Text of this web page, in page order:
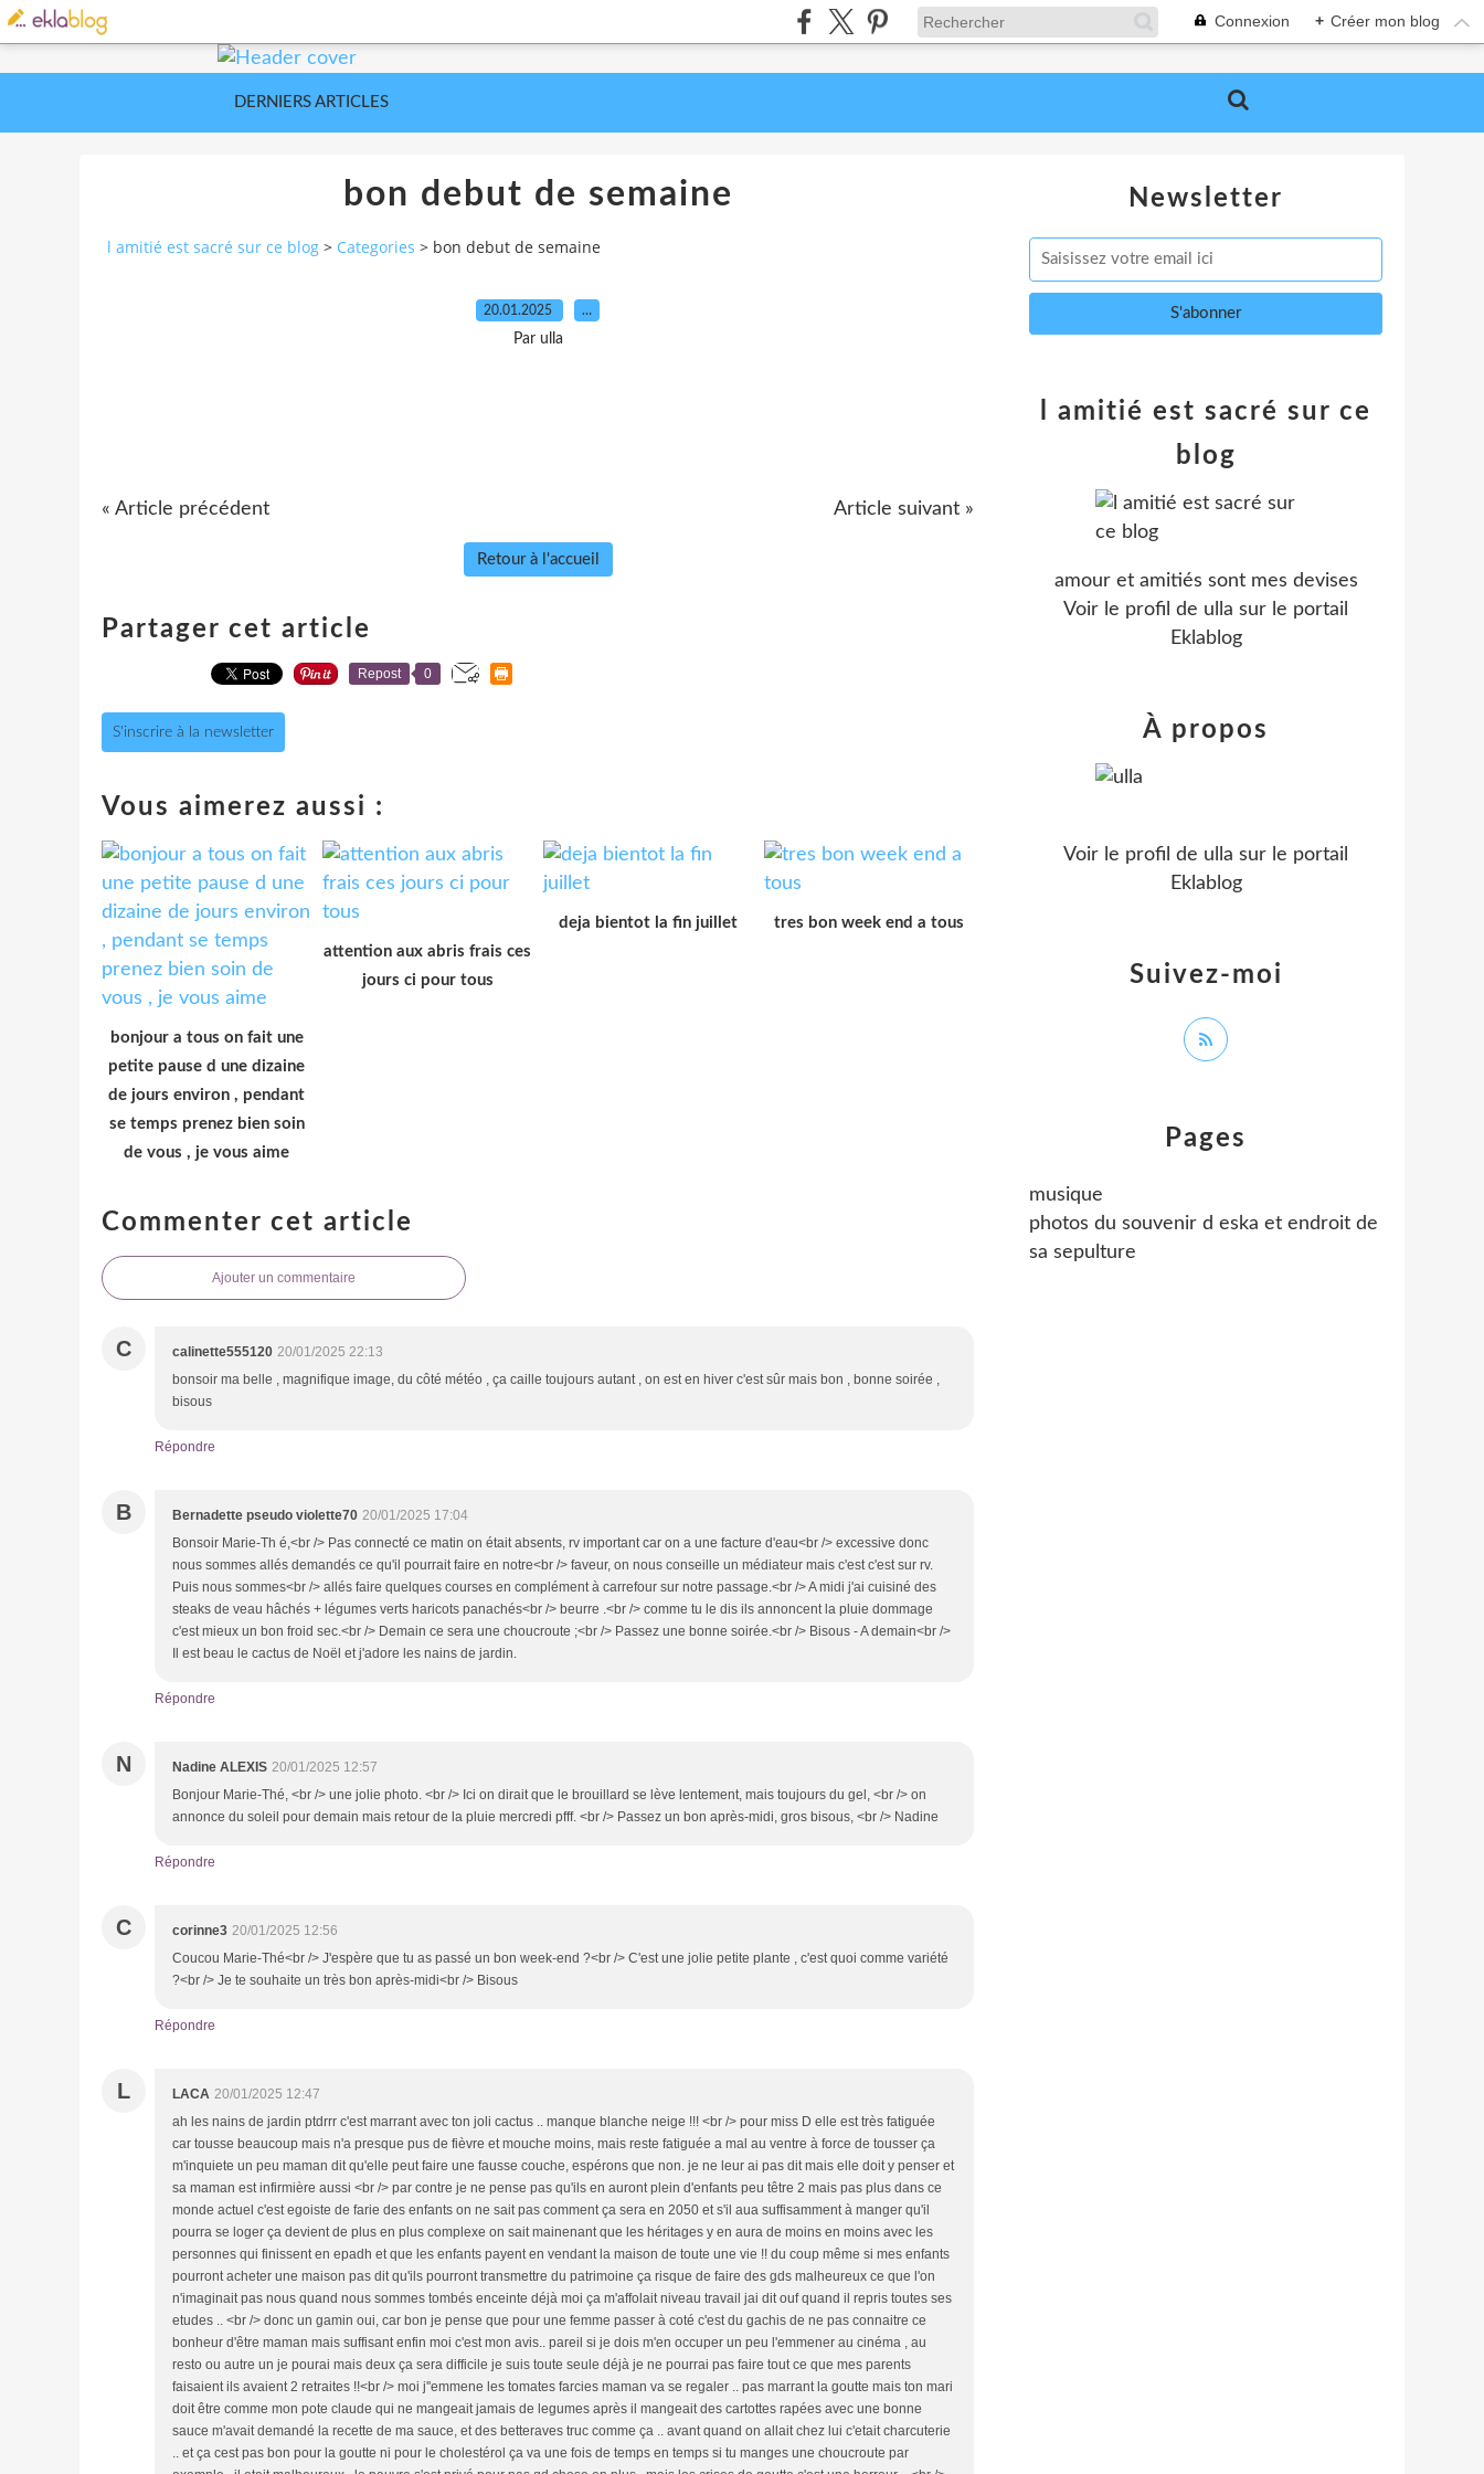
Connexion + Créer mon blog
DERNIERS ARTICLES
bon debut de semaine
l amitié est sacré sur ce blog > Categories > bon debut de semaine
20.01.2025 …
Par ulla
« Article précédent Article suivant »
Retour à l'accueil
Partager cet article
Repost 0
S'inscrire à la newsletter
Vous aimerez aussi :
bonjour a tous on fait une
petite pause d une dizaine
de jours environ , pendant
se temps prenez bien soin
de vous , je vous aime
attention aux abris frais ces
jours ci pour tous
deja bientot la fin juillet tres bon week end a tous
Commenter cet article
Ajouter un commentaire
C calinette555120 20/01/2025 22:13
bonsoir ma belle , magnifique image, du côté météo , ça caille toujours autant , on est en hiver c'est sûr mais bon , bonne soirée ,
bisous
Répondre
B Bernadette pseudo violette70 20/01/2025 17:04
Bonsoir Marie-Th é,<br /> Pas connecté ce matin on était absents, rv important car on a une facture d'eau<br /> excessive donc
nous sommes allés demandés ce qu'il pourrait faire en notre<br /> faveur, on nous conseille un médiateur mais c'est c'est sur rv.
Puis nous sommes<br /> allés faire quelques courses en complément à carrefour sur notre passage.<br /> A midi j'ai cuisiné des
steaks de veau hâchés + légumes verts haricots panachés<br /> beurre .<br /> comme tu le dis ils annoncent la pluie dommage
c'est mieux un bon froid sec.<br /> Demain ce sera une choucroute ;<br /> Passez une bonne soirée.<br /> Bisous - A demain<br />
Il est beau le cactus de Noël et j'adore les nains de jardin.
Répondre
N Nadine ALEXIS 20/01/2025 12:57
Bonjour Marie-Thé, <br /> une jolie photo. <br /> Ici on dirait que le brouillard se lève lentement, mais toujours du gel, <br /> on
annonce du soleil pour demain mais retour de la pluie mercredi pfff. <br /> Passez un bon après-midi, gros bisous, <br /> Nadine
Répondre
C corinne3 20/01/2025 12:56
Coucou Marie-Thé<br /> J'espère que tu as passé un bon week-end ?<br /> C'est une jolie petite plante , c'est quoi comme variété
?<br /> Je te souhaite un très bon après-midi<br /> Bisous
Répondre
L LACA 20/01/2025 12:47
ah les nains de jardin ptdrrr c'est marrant avec ton joli cactus .. manque blanche neige !!! <br /> pour miss D elle est très fatiguée
car tousse beaucoup mais n'a presque pus de fièvre et mouche moins, mais reste fatiguée a mal au ventre à force de tousser ça
m'inquiete un peu maman dit qu'elle peut faire une fausse couche, espérons que non. je ne leur ai pas dit mais elle doit y penser et
sa maman est infirmière aussi <br /> par contre je ne pense pas qu'ils en auront plein d'enfants peu têtre 2 mais pas plus dans ce
monde actuel c'est egoiste de farie des enfants on ne sait pas comment ça sera en 2050 et s'il aua suffisamment à manger qu'il
pourra se loger ça devient de plus en plus complexe on sait mainenant que les héritages y en aura de moins en moins avec les
personnes qui finissent en epadh et que les enfants payent en vendant la maison de toute une vie !! du coup même si mes enfants
pourront acheter une maison pas dit qu'ils pourront transmettre du patrimoine ça risque de faire des gds malheureux ce que l'on
n'imaginait pas nous quand nous sommes tombés enceinte déjà moi ça m'affolait niveau travail jai dit ouf quand il repris toutes ses
etudes .. <br /> donc un gamin oui, car bon je pense que pour une femme passer à coté c'est du gachis de ne pas connaitre ce
bonheur d'être maman mais suffisant enfin moi c'est mon avis.. pareil si je dois m'en occuper un peu l'emmener au cinéma , au
resto ou autre un je pourai mais deux ça sera difficile je suis toute seule déjà je ne pourrai pas faire tout ce que mes parents
faisaient ils avaient 2 retraites !!<br /> moi j''emmene les tomates farcies maman va se regaler .. pas marrant la goutte mais ton mari
doit être comme mon pote claude qui ne mangeait jamais de legumes après il mangeait des cartottes rapées avec une bonne
sauce m'avait demandé la recette de ma sauce, et des betteraves truc comme ça .. avant quand on allait chez lui c'etait charcuterie
.. et ça cest pas bon pour la goutte ni pour le cholestérol ça va une fois de temps en temps si tu manges une choucroute par
Newsletter
Pages
musique
photos du souvenir d eska et endroit de
sa sepulture
l amitié est sacré sur ce
blog
amour et amitiés sont mes devises
Voir le profil de ulla sur le portail
Eklablog
Suivez-moi
À propos
Voir le profil de ulla sur le portail
Eklablog